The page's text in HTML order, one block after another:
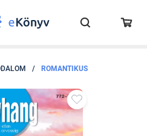
/ ROMANTIKUS